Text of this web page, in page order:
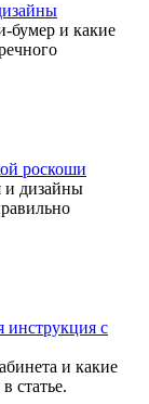
бумер и какие
роскоши
и дизайны
с
и какие
статье.